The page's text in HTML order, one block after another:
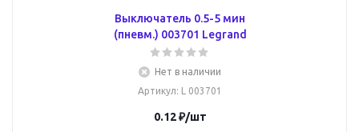
Выключатель 0.5-5 мин
(пневм.) 003701 Legrand
Нет в наличии
Артикул: L 003701
0.12₽/шт